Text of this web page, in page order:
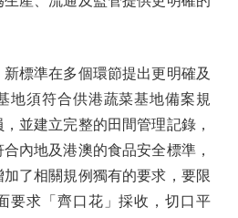
準在多個環節提出更明確及
地須符合供港蔬菜基地備案規
並建立完整的田間管理記錄，
內地及港澳的食品安全標準，
了相關規例獨有的要求，要限
要求「齊口花」採收，切口平